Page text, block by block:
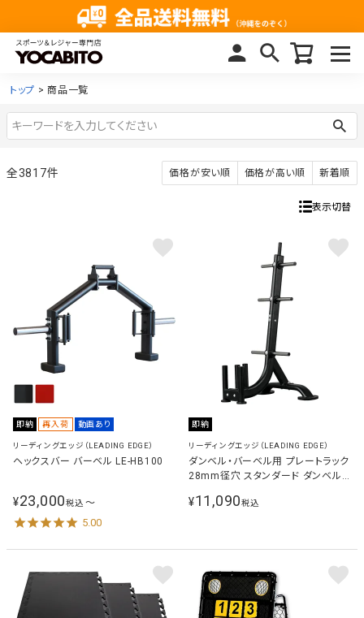
トップ 商品一覧
価格が安い順 価格が高い順 新着順
3817
表示切替
即納 再入荷 動画あり
リーディングエッジ（LEADING EDGE）
ヘックスバー バーベル LE-HB100
¥23,000税込 〜
5.00
即納
リーディングエッジ（LEADING EDGE）
ダンベル・バーベル用 プレートラック
28mm径穴 スタンダード ダンベル
¥11,090税込